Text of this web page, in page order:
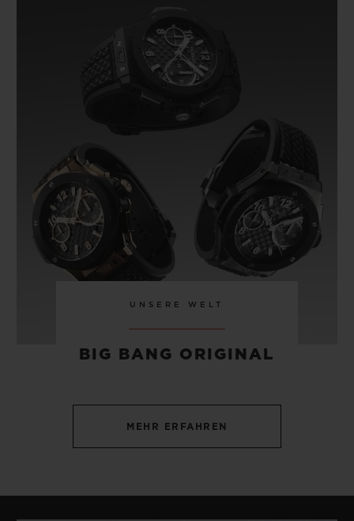
EUR 8,500
UNSERE WELT
BIG BANG ORIGINAL
MEHR ERFAHREN